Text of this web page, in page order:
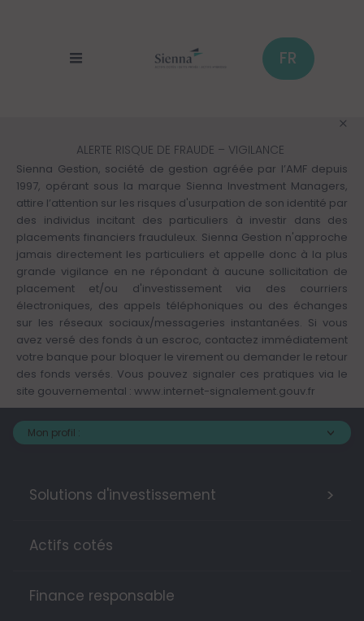
FR
ALERTE RISQUE DE FRAUDE – VIGILANCE
Sienna Gestion, société de gestion agréée par l’AMF depuis
1997, opérant sous la marque Sienna Investment Managers,
attire l’attention sur les risques d'usurpation de son identité par
des individus incitant des particuliers à investir dans des
placements financiers frauduleux. Sienna Gestion n'approche
jamais directement les particuliers et appelle donc à la plus
grande vigilance en ne répondant à aucune sollicitation de
placement et/ou d'investissement via des courriers
électroniques, des appels téléphoniques ou des échanges
sur les réseaux sociaux/messageries instantanées. Si vous
avez versé des fonds à un escroc, contactez immédiatement
votre banque pour bloquer le virement ou demander le retour
des fonds versés. Vous pouvez signaler ces pratiques via le
site gouvernemental : www.internet-signalement.gouv.fr
Mon profil :
Solutions d'investissement >
Actifs cotés
Finance responsable